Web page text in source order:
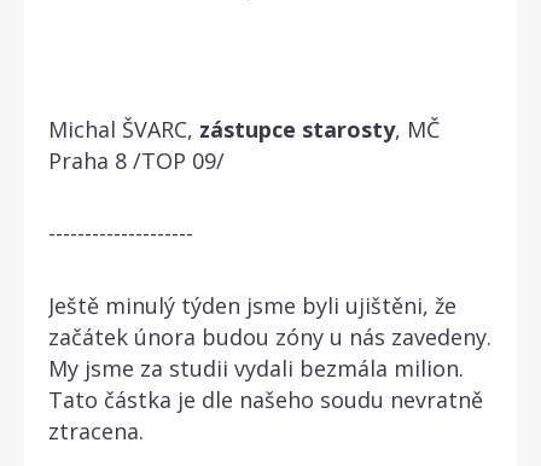
Michal ŠVARC, zástupce starosty, MČ
Praha 8 /TOP 09/
--------------------
Ještě minulý týden jsme byli ujištěni, že
začátek února budou zóny u nás zavedeny.
My jsme za studii vydali bezmála milion.
Tato částka je dle našeho soudu nevratně
ztracena.